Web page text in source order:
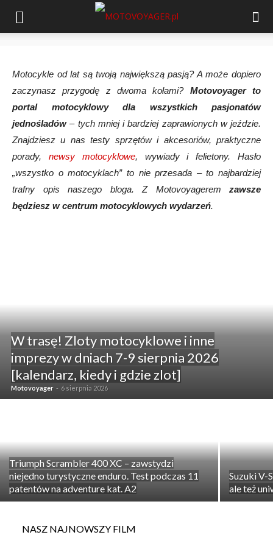
Motocykle od lat są twoją największą pasją? A może dopiero
zaczynasz przygodę z dwoma kołami? Motovoyager to
portal motocyklowy dla wszystkich pasjonatów
jednośladów– tych mniej i bardziej zaprawionych w jeździe.
Znajdziesz u nas testy sprzętów i akcesoriów, praktyczne
porady, newsy motocyklowe, wywiady i felietony. Hasło
„wszystko o motocyklach” to nie przesada – to najbardziej
trafny opis naszego bloga. Z Motovoyagerem zawsze
będziesz w centrum motocyklowych wydarzeń.
W trasę! Zloty motocyklowe i inne
imprezy w dniach 7-9 sierpnia 2026
[kalendarz, kiedy i gdzie zlot]
Motovoyager - 6 sierpnia 2026
Triumph Scrambler 400 XC – zawstydzi
niejedno turystyczne enduro. Test podczas 11
patentów na adventure kat. A2
Suzuki V-
ale też
NASZ NAJNOWSZY FILM